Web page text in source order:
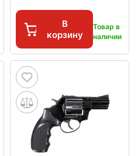
В
корзину
Товар в
наличии